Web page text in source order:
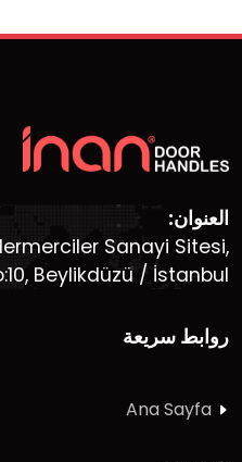
العنوان:
Sanayi Sitesi,
Beylikdüzü / İstanbul
روابط سريعة
Ana Sayfa